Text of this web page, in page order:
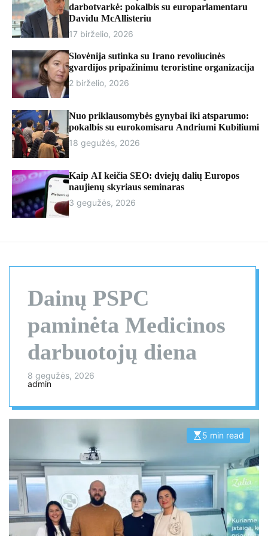
r
darbotvarkė: pokalbis su europarlamentaru
Davidu McAllisteriu
17 birželio, 2026
Slovėnija sutinka su Irano revoliucinės
gvardijos pripažinimu teroristine organizacija
2 birželio, 2026
Nuo priklausomybės gynybai iki atsparumo:
pokalbis su eurokomisaru Andriumi Kubiliumi
18 gegužės, 2026
Kaip AI keičia SEO: dviejų dalių Europos
naujienų skyriaus seminaras
3 gegužės, 2026
Dainų PSPC
paminėta Medicinos
darbuotojų diena
8 gegužės, 2026
admin
E
i
d
r
5 min read